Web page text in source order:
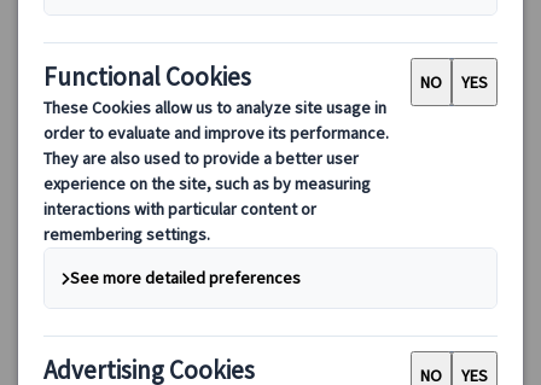
【プライベートツアー】ミュンヘン半日観光｜レジデンツ宮殿
＆旧市街 日本語ガイド付き（午前・午後/公共交通機関1日券
付き）
ミュンヘン半日プライベート観光ツアー。レジデンツ宮殿と旧市
券付き＆ホテル発着で安心のミュンヘン観光です。
65.00 EUR